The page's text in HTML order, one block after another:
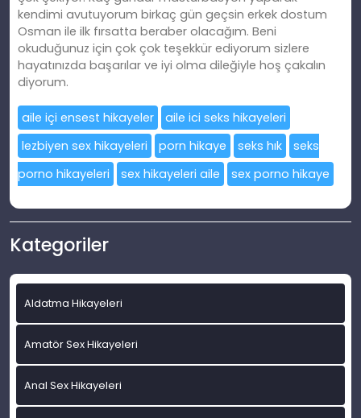
kendimi avutuyorum birkaç gün geçsin erkek dostum
Osman ile ilk fırsatta beraber olacağım. Beni
okuduğunuz için çok çok teşekkür ediyorum sizlere
hayatınızda başarılar ve iyi olma dileğiyle hoş çakalın
diyorum.
aile içi ensest hikayeler
aile ici seks hikayeleri
lezbiyen sex hikayeleri
porn hikaye seks hık
seks
porno hikayeleri
sex hikayeleri aile sex porno hikaye
Kategoriler
Aldatma Hikayeleri
Amatör Sex Hikayeleri
Anal Sex Hikayeleri